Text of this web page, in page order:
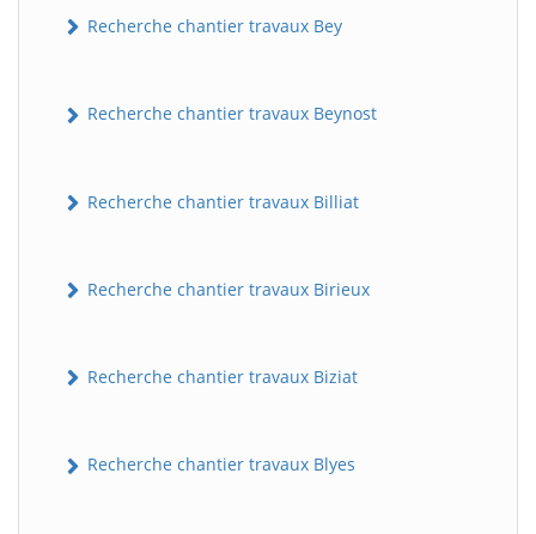
Recherche chantier travaux Bey
Recherche chantier travaux Beynost
Recherche chantier travaux Billiat
Recherche chantier travaux Birieux
Recherche chantier travaux Biziat
Recherche chantier travaux Blyes